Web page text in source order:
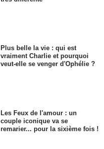
Plus belle la vie : qui est
vraiment Charlie et pourquoi
veut-elle se venger d'Ophélie ?
Les Feux de l'amour : un
couple iconique va se
remarier... pour la sixième fois !